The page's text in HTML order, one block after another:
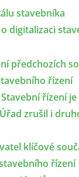
stavebníka
digitalizaci
předchozích
řízení
řízení
zrušil i
klíčové
řízení